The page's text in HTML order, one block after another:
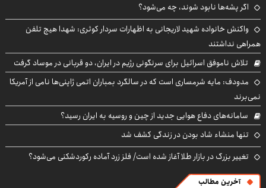
اگر پشه‌ها نابود شوند، چه می‌شود؟
واکنش خانواده شهید لاریجانی به اظهارات سردار کوثری: شهدا هیچ تلفن
همراهی نداشتند
تلاش ناموفق اسرائیل برای سرنگونی رژیم در ایران، دو قربانی در موساد گرفت
مدودف: مایه شرمساری است که در سالگرد بمباران اتمی ژاپنی‌ها نامی از آمریکا
نمی‌برند
سامانه‌های دفاع هوایی جدید از چین و روسیه به ایران رسید؟
تنها منشاء شاد بودن در زندگی کشف شد
تغییر بزرگ در بازار طلا آغاز شده است/ فلز زرد آماده رکوردشکنی می‌شود؟
آخرین مطالب